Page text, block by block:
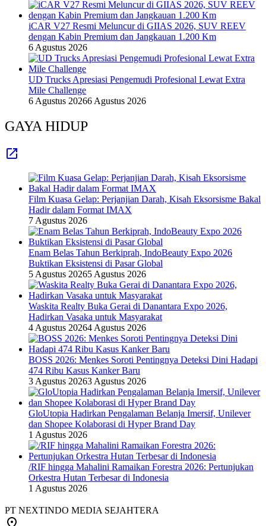
iCAR V27 Resmi Meluncur di GIIAS 2026, SUV REEV
dengan Kabin Premium dan Jangkauan 1.200 Km
6 Agustus 2026
UD Trucks Apresiasi Pengemudi Profesional Lewat Extra
Mile Challenge
6 Agustus 20266 Agustus 2026
GAYA HIDUP
Film Kuasa Gelap: Perjanjian Darah, Kisah Eksorsisme Bakal
Hadir dalam Format IMAX
7 Agustus 2026
Enam Belas Tahun Berkiprah, IndoBeauty Expo 2026
Buktikan Eksistensi di Pasar Global
5 Agustus 20265 Agustus 2026
Waskita Realty Buka Gerai di Danantara Expo 2026,
Hadirkan Vasaka untuk Masyarakat
4 Agustus 20264 Agustus 2026
BOSS 2026: Menkes Soroti Pentingnya Deteksi Dini Hadapi
474 Ribu Kasus Kanker Baru
3 Agustus 20263 Agustus 2026
GloUtopia Hadirkan Pengalaman Belanja Imersif, Unilever
dan Shopee Kolaborasi di Hyper Brand Day
1 Agustus 2026
/RIF hingga Mahalini Ramaikan Forestra 2026: Pertunjukan
Orkestra Hutan Terbesar di Indonesia
1 Agustus 2026
PT NEXTINDO MEDIA SEJAHTERA